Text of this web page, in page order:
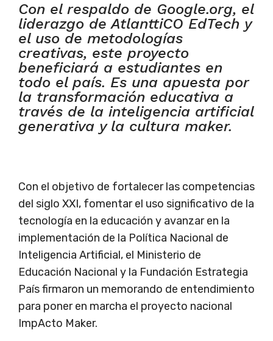
Con el respaldo de Google.org, el
liderazgo de AtlanttiCO EdTech y
el uso de metodologías
creativas, este proyecto
beneficiará a estudiantes en
todo el país. Es una apuesta por
la transformación educativa a
través de la inteligencia artificial
generativa y la cultura maker.
Con el objetivo de fortalecer las competencias
del siglo XXI, fomentar el uso significativo de la
tecnología en la educación y avanzar en la
implementación de la Política Nacional de
Inteligencia Artificial, el Ministerio de
Educación Nacional y la Fundación Estrategia
País firmaron un memorando de entendimiento
para poner en marcha el proyecto nacional
ImpActo Maker.